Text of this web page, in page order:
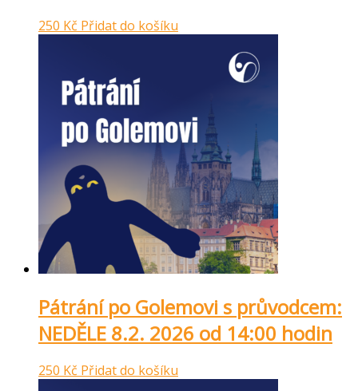
250 Kč Přidat do košíku
Pátrání po Golemovi s průvodcem:
NEDĚLE 8.2. 2026 od 14:00 hodin
250 Kč Přidat do košíku